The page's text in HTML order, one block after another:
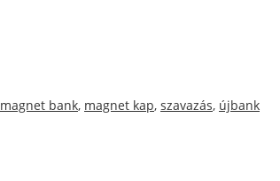
magnet bank, magnet kap, szavazás, újbank